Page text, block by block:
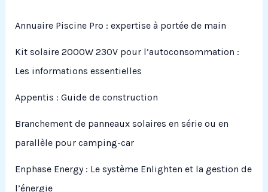
Annuaire Piscine Pro : expertise à portée de main
Kit solaire 2000W 230V pour l’autoconsommation :
Les informations essentielles
Appentis : Guide de construction
Branchement de panneaux solaires en série ou en
parallèle pour camping-car
Enphase Energy : Le système Enlighten et la gestion de
l’énergie